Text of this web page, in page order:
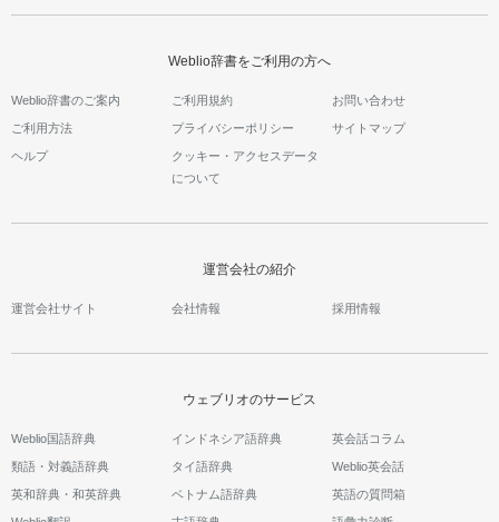
Weblio辞書をご利用の方へ
Weblio辞書のご案内 ご利用規約 お問い合わせ
ご利用方法 プライバシーポリシー サイトマップ
ヘルプ
クッキー・アクセスデータ
について
運営会社の紹介
運営会社サイト 会社情報 採用情報
ウェブリオのサービス
Weblio国語辞典
類語・対義語辞典
英和辞典・和英辞典
インドネシア語辞典
タイ語辞典
ベトナム語辞典
英会話コラム
Weblio英会話
英語の質問箱